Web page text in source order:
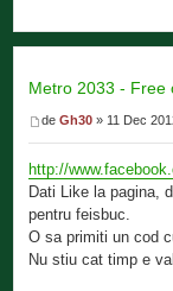
Metro 2033 - Free
deGh30 » 11 Dec
http://
Dati Like la pagina,
pentru feisbuc.
O sa primiti un cod
Nu stiu cat timp e